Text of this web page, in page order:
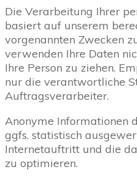
Die Verarbeitung Ihrer
basiert auf unserem
vorgenannten Zwecken
verwenden Ihre Daten
Ihre Person zu ziehen.
nur die verantwortliche
Auftragsverarbeiter.
Anonyme Informationen
ggfs. statistisch
Internetauftritt und die
zu optimieren.